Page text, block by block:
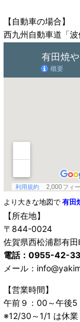
【自動車の場合】
西九州自動車道「
より大きな地図で 有田
【所在地】
〒844-0024
佐賀県西松浦郡有
電話：0955-42-
メール：
【営業時間】
午前９：00～午後5
※12/30～1/1 は休業